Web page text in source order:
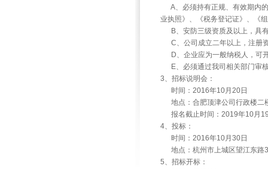
A、必须持有正规、有效期内
业执照》、《税务登记证》、《
B、安防三级资质及以上，具
C、公司成立二年以上，注册
D、企业应为一般纳税人，可
E、必须通过我司相关部门审
3、招标说明会：
时间： 2016年10月 20日
地点：合肥顶津公司行政楼二
报名截止时间： 2019年10月
4、投标：
时间： 2016年10月 30日
地点：杭州市上城区望江东路
5、招标开标：